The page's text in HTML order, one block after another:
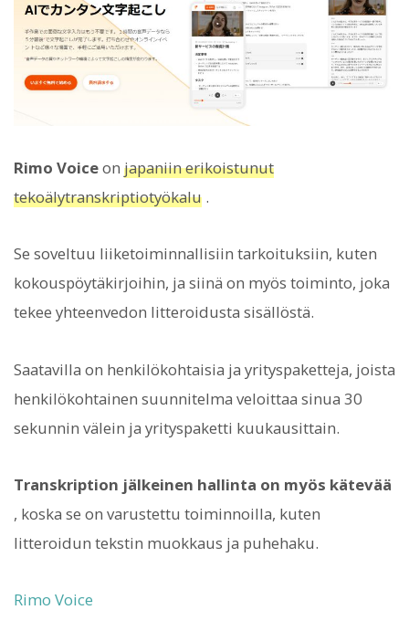
Rimo Voiceon japaniin erikoistunut
tekoälytranskriptiotyökalu .
Se soveltuu liiketoiminnallisiin tarkoituksiin, kuten
kokouspöytäkirjoihin, ja siinä on myös toiminto, joka
tekee yhteenvedon litteroidusta sisällöstä.
Saatavilla on henkilökohtaisia ​​ja yrityspaketteja, joista
henkilökohtainen suunnitelma veloittaa sinua 30
sekunnin välein ja yrityspaketti kuukausittain.
Transkription jälkeinen hallinta on myös kätevää
, koska se on varustettu toiminnoilla, kuten
litteroidun tekstin muokkaus ja puhehaku.
Rimo Voice